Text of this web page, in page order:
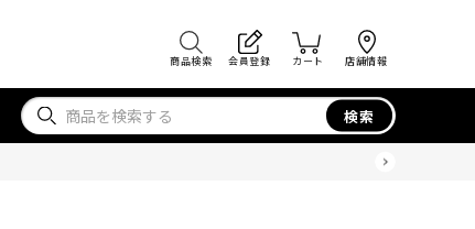
商品検索 会員登録 カート 店舗情報
検索